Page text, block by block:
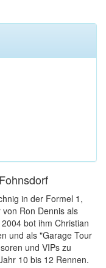
in der Formel 1,
Ron Dennis als
bot ihm Christian
und als "Garage Tour
und VIPs zu
10 bis 12 Rennen.